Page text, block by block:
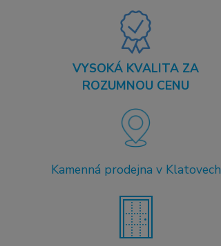
VYSOKÁ KVALITA ZA
ROZUMNOU CENU
Kamenná prodejna v Klatovech